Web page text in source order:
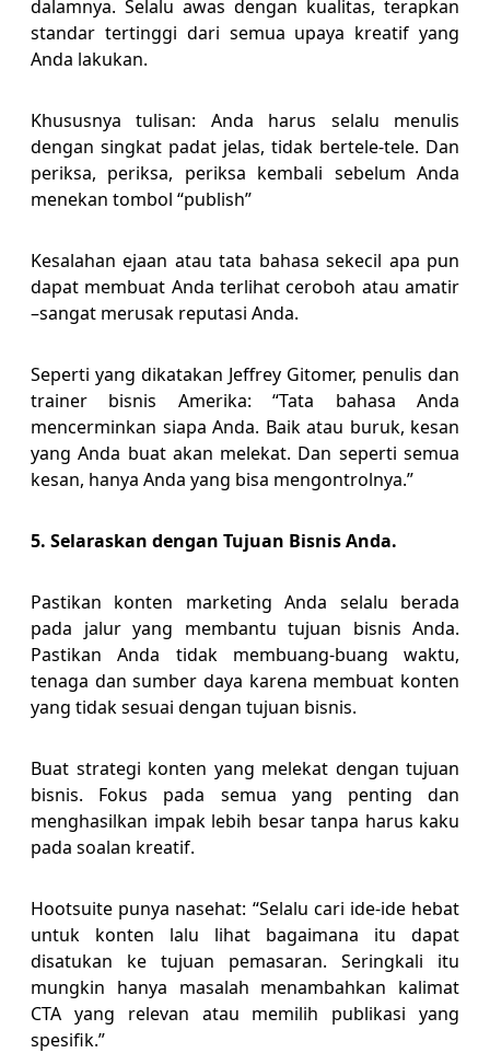
dalamnya. Selalu awas dengan kualitas, terapkan
standar tertinggi dari semua upaya kreatif yang
Anda lakukan.
Khususnya tulisan: Anda harus selalu menulis
dengan singkat padat jelas, tidak bertele-tele. Dan
periksa, periksa, periksa kembali sebelum Anda
menekan tombol “publish”
Kesalahan ejaan atau tata bahasa sekecil apa pun
dapat membuat Anda terlihat ceroboh atau amatir
–sangat merusak reputasi Anda.
Seperti yang dikatakan Jeffrey Gitomer, penulis dan
trainer bisnis Amerika: “Tata bahasa Anda
mencerminkan siapa Anda. Baik atau buruk, kesan
yang Anda buat akan melekat. Dan seperti semua
kesan, hanya Anda yang bisa mengontrolnya.”
5. Selaraskan dengan Tujuan Bisnis Anda.
Pastikan konten marketing Anda selalu berada
pada jalur yang membantu tujuan bisnis Anda.
Pastikan Anda tidak membuang-buang waktu,
tenaga dan sumber daya karena membuat konten
yang tidak sesuai dengan tujuan bisnis.
Buat strategi konten yang melekat dengan tujuan
bisnis. Fokus pada semua yang penting dan
menghasilkan impak lebih besar tanpa harus kaku
pada soalan kreatif.
Hootsuite punya nasehat: “Selalu cari ide-ide hebat
untuk konten lalu lihat bagaimana itu dapat
disatukan ke tujuan pemasaran. Seringkali itu
mungkin hanya masalah menambahkan kalimat
CTA yang relevan atau memilih publikasi yang
spesifik.”